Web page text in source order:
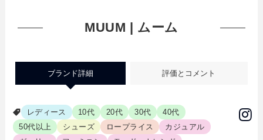
MUUM | ムーム
ブランド詳細 評価とコメント
レディース 10代 20代 30代
40代
50代以上
シューズ ロープライス
カジュアル